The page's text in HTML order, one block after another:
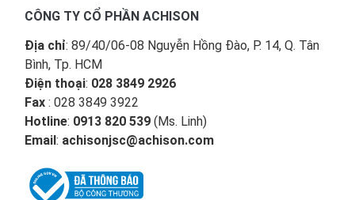
CÔNG TY CỔ PHẦN ACHISON
Địa chỉ: 89/40/06-08 Nguyễn Hồng Đào, P. 14, Q. Tân
Bình, Tp. HCM
Điện thoại: 028 3849 2926
Fax : 028 3849 3922
Hotline: 0913 820 539 (Ms. Linh)
Email : achisonjsc@achison.com